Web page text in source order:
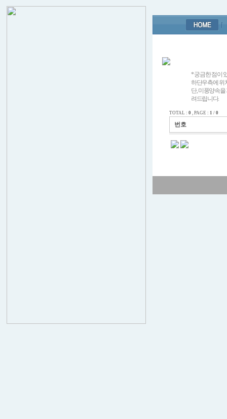
* 궁금한 점이
하단우측에 위
단, 미풍양속
려드립니다.
TOTAL : 0 , PAGE : 1 / 0
번호